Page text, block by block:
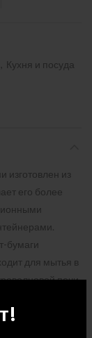
Кухня и посуда
изготовлен из
его более
бумаги
для мытья в
печи.